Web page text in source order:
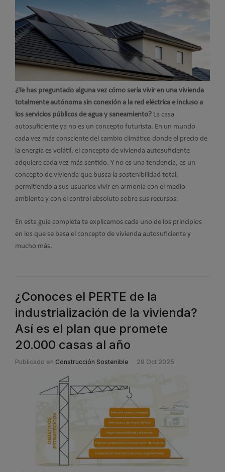
¿Te has preguntado alguna vez cómo sería vivir en una vivienda
totalmente autónoma sin conexión a la red eléctrica e incluso a
los servicios públicos de agua y saneamiento? La casa
autosuficiente ya no es un concepto futurista. En un mundo
cada vez más consciente del cambio climático donde el precio de
la energía es volátil, el concepto de vivienda autosuficiente
adquiere cada vez más sentido. Y no es una tendencia, es un
concepto de vivienda que busca la sostenibilidad total,
permitiendo a sus usuarios vivir en armonía con el medio
ambiente y con el control absoluto sobre sus recursos.
En esta guía completa te explicamos cada uno de los principios
en los que se basa el concepto de vivienda autosuficiente y
mucho más.
¿Conoces el PERTE de la
industrialización de la vivienda?
Así es el plan que promete
20.000 casas al año
Publicado en Construcción Sostenible 29 Oct 2025